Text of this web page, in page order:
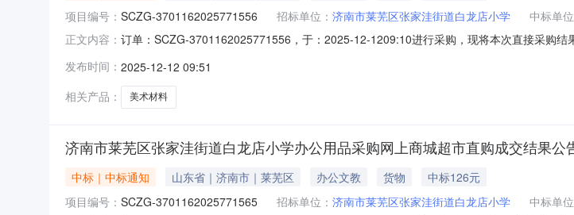
项目编号： SCZG-3701162025771556 招标单位： 济南市莱芜区张家洼街道白龙店小学 中标单位
正文内容： 订单：SCZG-3701162025771556，于：2025-12-1209:10进行采购，现将本次直接采购
柒佰贰拾元整四、主要标的信息序号商品品目商品名称品牌型号数量单价（元）小计（元）
发布时间： 2025-12-12 09:51
相关产品：
美术材料
济南市莱芜区张家洼街道白龙店小学办公用品采购网上商城超市直购成交结果公
中标｜中标通知 山东省｜济南市｜莱芜区 办公文教 货物
中标126元
项目编号： SCZG-3701162025771565 招标单位： 济南市莱芜区张家洼街道白龙店小学 中标单位